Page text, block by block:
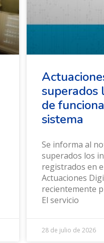
superados
de
sistema
Se informa al
superados los
registrados en
Actuaciones
recientemente
El servicio
28 de julio de 2026